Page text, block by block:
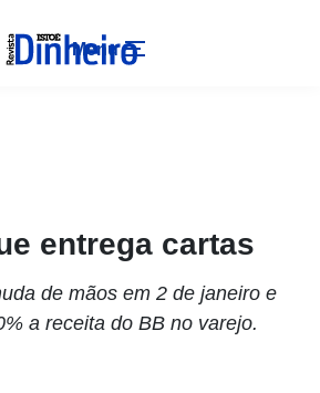
Menu
entrega cartas
de mãos em 2 de janeiro e
a receita do BB no varejo.